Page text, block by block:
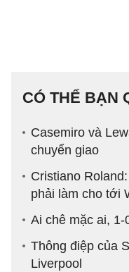
CÓ THỂ BẠN
Casemiro và
chuyển giao
Cristiano
phải làm cho tới
Ai chê mặc ai, 1-
Thông điệp của
Liverpool